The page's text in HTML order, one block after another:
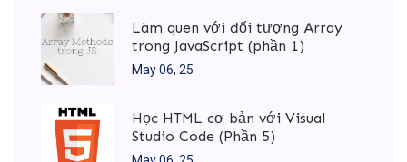
Làm quen với đối tượng Array
trong JavaScript (phần 1)
May 06, 25
Học HTML cơ bản với Visual
Studio Code (Phần 5)